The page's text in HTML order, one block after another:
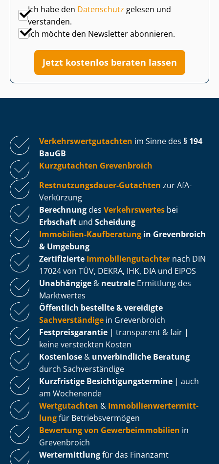
Ich habe den Datenschutz gelesen und
verstanden.
Ich möchte den Newsletter abonnieren.
Jetzt kostenlos beraten lassen
Ver­kehrs­wert­gut­ach­ten im Sinne des § 194
BauGB
Kurzgutachten Grevenbroich
Rest­nut­zungs­dau­er-Gutachten zur AfA-
Verkürzung
Berechnung des Verkehrswertes bei
Erbschaft und Scheidung
Immobilien-Kaufberatung in Grevenbroich
& Umgebung
Zertifizierte Im­mo­bi­li­en­gut­ach­ter nach DIN
17024 von TÜV, DEKRA, IHK, DIA und EIPOS
Unabhängige & neutrale Ermittlung des
Marktwertes
Öffentlich bestellte & vereidigte
Sachverständige in Grevenbroich
Fest­preis­ga­ran­tie | transparent & fair |
keine versteckten Kosten
Kostenlose & unverbindliche Beratung
durch Sachverständige
Kurzfristige Be­sich­ti­gungs­ter­mi­ne | auch
am Wochenende
Wertgutachten & Im­mo­bi­li­en­wert­ermitt­
lungfür Be­triebs­ver­mö­gen
Bewertung von Ge­wer­be­im­mo­bi­li­en in
Grevenbroich
Wertermittlungfür das Finanzamt